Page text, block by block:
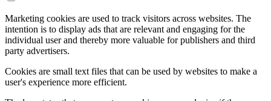
Marketing cookies are used to track visitors across websites. The
intention is to display ads that are relevant and engaging for the
individual user and thereby more valuable for publishers and third
party advertisers.
Cookies are small text files that can be used by websites to make a
user's experience more efficient.